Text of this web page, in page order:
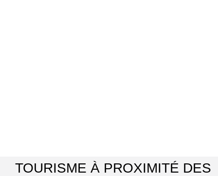
TOURISME À PROXIMITÉ DES